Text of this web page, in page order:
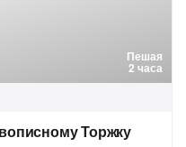
Пешая
2 часа
Торжку